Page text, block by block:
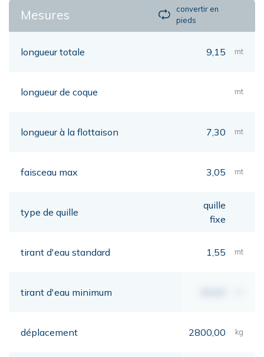
Mesures
convertir en
pieds
longueur totale 9,15 mt
longueur de coque mt
longueur à la flottaison 7,30 mt
faisceau max 3,05 mt
type de quille
quille
fixe
tirant d'eau standard 1,55 mt
tirant d'eau minimum
déplacement 2800,00 kg